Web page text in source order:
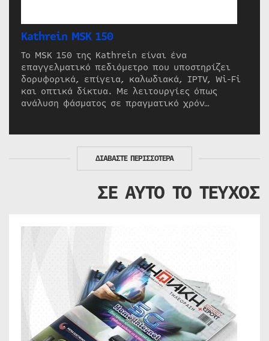
Kathrein MSK 150
Το MSK 150 της Kathrein είναι ένα
επαγγελματικό πεδιόμετρο που υποστηρίζει
δορυφορικά, επίγεια, καλωδιακά, IPTV, Wi-Fi
και οπτικά δίκτυα. Με λειτουργίες όπως
ανάλυση φάσματος σε πραγματικό χρόν…
ΔΙΑΒΑΣΤΕ ΠΕΡΙΣΣΟΤΕΡΑ
ΣΕ ΑΥΤΟ ΤΟ ΤΕΥΧΟΣ